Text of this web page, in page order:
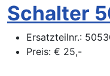
Schalter
Ersatzteilnr.:
Preis: € 25,-